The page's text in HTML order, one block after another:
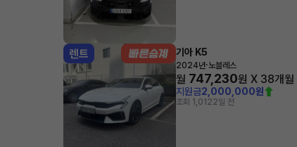
렌트 기아 K5
2024년·노블레스
월 747,230원 X 38개월
지원금2,000,000원
조회 1,0122일 전